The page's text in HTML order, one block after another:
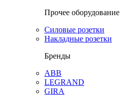
Прочее оборудование
Силовые розетки
Накладные розетки
Бренды
ABB
LEGRAND
GIRA